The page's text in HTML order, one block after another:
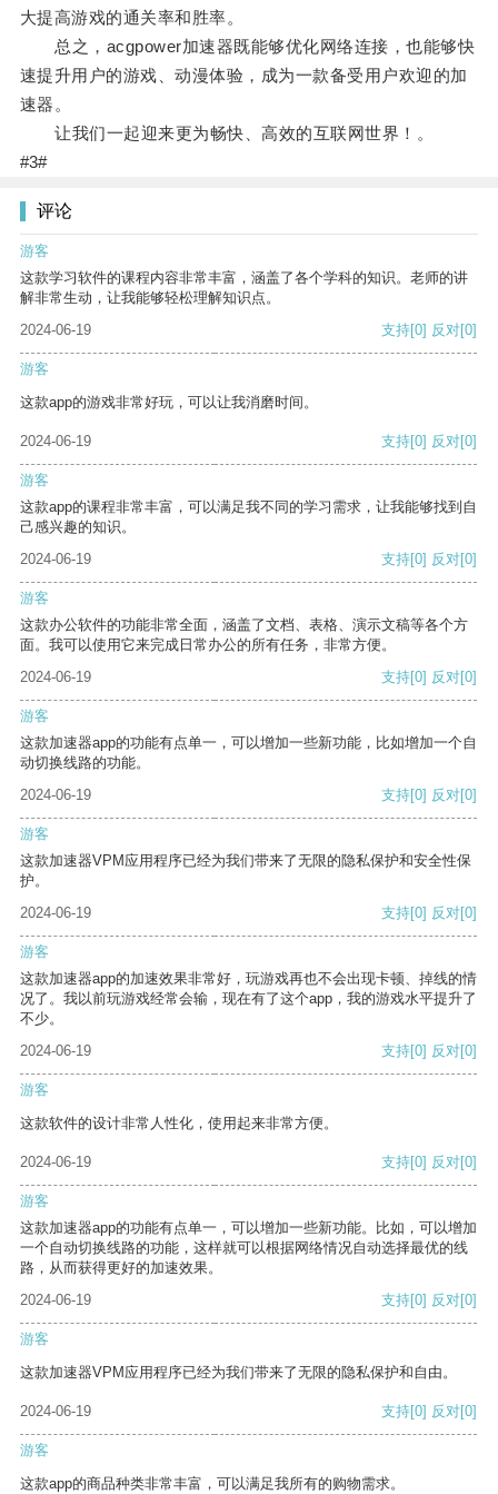
大提高游戏的通关率和胜率。
总之，acgpower加速器既能够优化网络连接，也能够快
速提升用户的游戏、动漫体验，成为一款备受用户欢迎的加
速器。
让我们一起迎来更为畅快、高效的互联网世界！。
#3#
评论
游客
这款学习软件的课程内容非常丰富，涵盖了各个学科的知识。老师的讲
解非常生动，让我能够轻松理解知识点。
2024-06-19
支持[0] 反对[0]
游客
这款app的游戏非常好玩，可以让我消磨时间。
2024-06-19 支持[0] 反对[0]
游客
这款app的课程非常丰富，可以满足我不同的学习需求，让我能够找到自
己感兴趣的知识。
2024-06-19
支持[0] 反对[0]
游客
这款办公软件的功能非常全面，涵盖了文档、表格、演示文稿等各个方
面。我可以使用它来完成日常办公的所有任务，非常方便。
2024-06-19
支持[0] 反对[0]
游客
这款加速器app的功能有点单一，可以增加一些新功能，比如增加一个自
动切换线路的功能。
2024-06-19
支持[0] 反对[0]
游客
这款加速器VPM应用程序已经为我们带来了无限的隐私保护和安全性保
护。
2024-06-19
支持[0] 反对[0]
游客
这款加速器app的加速效果非常好，玩游戏再也不会出现卡顿、掉线的情
况了。我以前玩游戏经常会输，现在有了这个app，我的游戏水平提升了
不少。
2024-06-19
支持[0] 反对[0]
游客
这款软件的设计非常人性化，使用起来非常方便。
2024-06-19 支持[0] 反对[0]
游客
这款加速器app的功能有点单一，可以增加一些新功能。比如，可以增加
一个自动切换线路的功能，这样就可以根据网络情况自动选择最优的线
路，从而获得更好的加速效果。
2024-06-19
支持[0] 反对[0]
游客
这款加速器VPM应用程序已经为我们带来了无限的隐私保护和自由。
2024-06-19 支持[0] 反对[0]
游客
这款app的商品种类非常丰富，可以满足我所有的购物需求。